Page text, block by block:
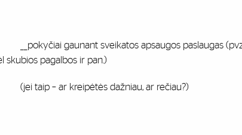
gaunant sveikatos apsaugos paslaugas
skubios pagalbos ir pan.)
taip – ar kreipėtės dažniau, ar rečiau?)